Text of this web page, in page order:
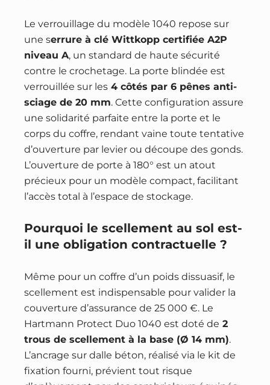
Le verrouillage du modèle 1040 repose sur
une serrure à clé Wittkopp certifiée A2P
niveau A, un standard de haute sécurité
contre le crochetage. La porte blindée est
verrouillée sur les4 côtés par 6 pênes anti-
sciage de 20 mm. Cette configuration assure
une solidarité parfaite entre la porte et le
corps du coffre, rendant vaine toute tentative
d’ouverture par levier ou découpe des gonds.
L’ouverture de porte à 180° est un atout
précieux pour un modèle compact, facilitant
l’accès total à l’espace de stockage.
Pourquoi le scellement au sol est-
il une obligation contractuelle ?
Même pour un coffre d’un poids dissuasif, le
scellement est indispensable pour valider la
couverture d’assurance de 25 000 €. Le
Hartmann Protect Duo 1040 est doté de 2
trous de scellement à la base (Ø 14 mm).
L’ancrage sur dalle béton, réalisé via le kit de
fixation fourni, prévient tout risque